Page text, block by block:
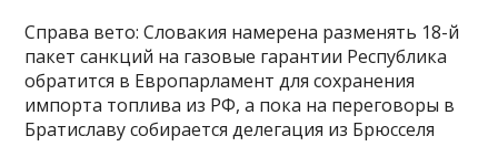
Справа вето: Словакия намерена разменять 18-й
пакет санкций на газовые гарантии Республика
обратится в Европарламент для сохранения
импорта топлива из РФ, а пока на переговоры в
Братиславу собирается делегация из Брюсселя